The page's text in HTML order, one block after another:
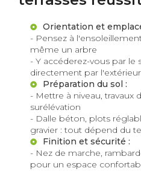
Orientation et
- Pensez à
même un arbre
- Y accéderez-vous par le
directement par
Préparation du sol :
- Mettre à niveau, travaux
surélévation
- Dalle béton, plots
gravier : tout dépend du
Finition et sécurité :
- Nez de marche,
pour un espace